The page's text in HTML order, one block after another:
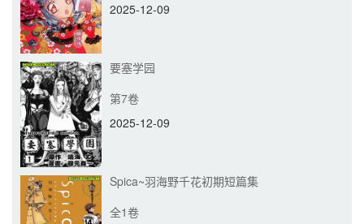
2025-12-09
要塞学园
第7卷
2025-12-09
Spica~羽海野千花初期短篇集
全1卷